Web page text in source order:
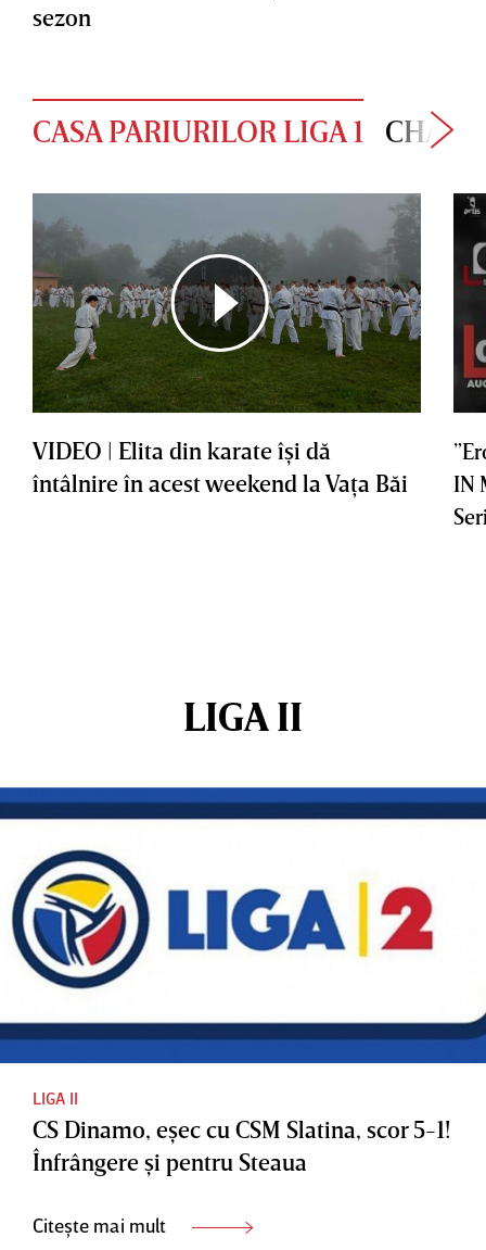
sezon
CASA PARIURILOR LIGA 1
VIDEO | Elita din karate îşi dă
întâlnire în acest weekend la Vaţa Băi
IN
LIGA II
LIGA II
CS Dinamo, eşec cu CSM Slatina, scor 5-1!
Înfrângere şi pentru Steaua
Citește mai mult